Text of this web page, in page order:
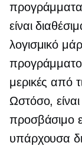
προγράμματα
είναι
λογισμικό
μερικές από
Ωστόσο, είναι
προσβάσιμο
υπάρχουσα